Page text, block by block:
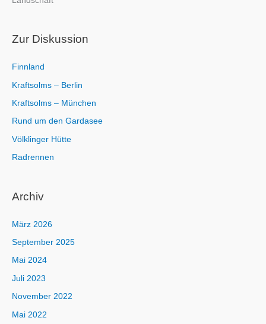
a
h
Zur Diskussion
Finnland
Kraftsolms – Berlin
Kraftsolms – München
Rund um den Gardasee
Völklinger Hütte
Radrennen
Archiv
März 2026
September 2025
Mai 2024
Juli 2023
November 2022
Mai 2022